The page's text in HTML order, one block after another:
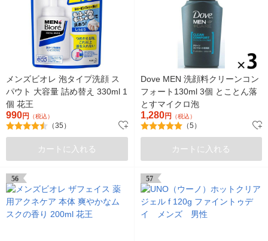
メンズビオレ 泡タイプ洗顔 ス
パウト 大容量 詰め替え 330ml 1
個 花王
990円 （税込）
（35）
カートに入れる
Dove MEN 洗顔料クリーンコン
フォート130ml 3個 とことん落
とすマイクロ泡
1,280円 （税込）
（5）
カートに入れる
56 57